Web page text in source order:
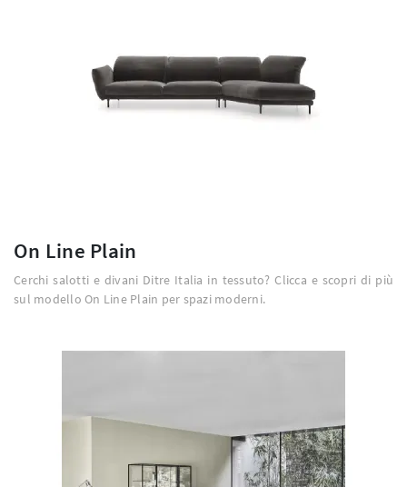
On Line Plain
Cerchi salotti e divani Ditre Italia in tessuto? Clicca e scopri di più
sul modello On Line Plain per spazi moderni.